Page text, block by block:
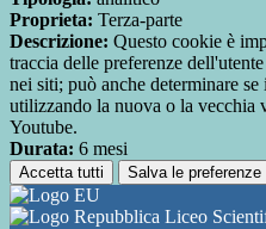
Proprieta: Terza-parte
Descrizione: Questo cookie è
traccia delle preferenze
nei siti; può anche determinare
utilizzando la nuova o la vecchia
Youtube.
Durata: 6 mesi
Accetta tutti Salva le preferenze
Liceo